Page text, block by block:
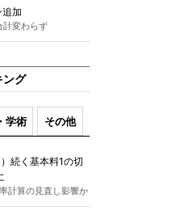
加
計変わらず
ング
学術 その他
続く基本料1の切
計算の見直し影響か